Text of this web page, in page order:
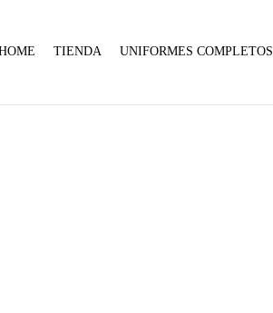
TIENDA UNIFORMES COMPLETOS